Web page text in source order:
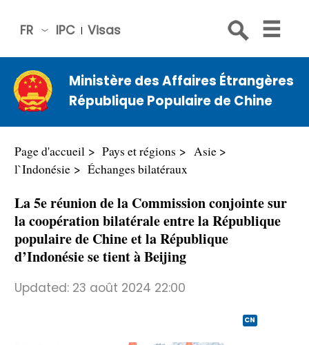
IPC Visas
FR
中文
Engli
sh
Русс
Espa
عربي
Ministère des Affaires Étrangères
République Populaire de Chine
Page d'accueil Pays et régions
Asie
l`Indonésie
Échanges bilatéraux
La 5e réunion de la Commission conjointe sur
la coopération bilatérale entre la République
populaire de Chine et la République
d’Indonésie se tient à Beijing
Updated: 23 août 2024 22:00
CN